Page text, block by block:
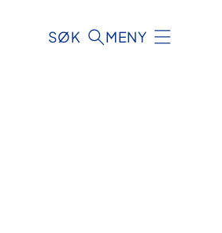
SØK MENY